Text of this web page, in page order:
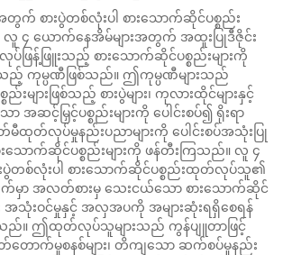
စားပွဲတစ်လုံးပါ စားသောက်ဆိုင်ပစ္စည်း
ယောက်နေအိမ်များအတွက် အထူးပြုဒီဇိုင်း
ပ်ဖြန့်ဖြူးသည့် စားသောက်ဆိုင်ပစ္စည်းများကို
ည့် ကုမ္ပဏီဖြစ်သည်။ ဤကုမ္ပဏီများသည်
းများဖြစ်သည့် စားပွဲများ၊ ကုလားထိုင်များနှင့်
အဆင့်မြှင့်ပစ္စည်းများကို ပေါင်းစပ်၍ ရိုးရာ
ထုတ်လုပ်မှုနည်းပညာများကို ပေါင်းစပ်အသုံးပြု
သောက်ဆိုင်ပစ္စည်းများကို ဖန်တီးကြသည်။ လူ ၄
တစ်လုံးပါ စားသောက်ဆိုင်ပစ္စည်းထုတ်လုပ်သူ၏
မှာ အလတ်စားမှ သေးငယ်သော စားသောက်ဆိုင်
း အသုံးဝင်မှုနှင့် အလှအပကို အများဆုံးရရှိစေရန်
စ်သည်။ ဤထုတ်လုပ်သူများသည် ကွန်ပျူတာဖြင့်
တ်တောက်မှုစနစ်များ၊ တိကျသော ဆက်စပ်မှုနည်း